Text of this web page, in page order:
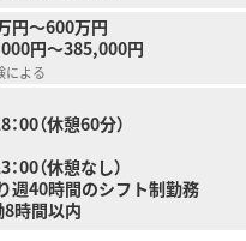
円～600万円
円～385,000円
による
00（休憩60分）
00（休憩なし）
週40時間のシフト制勤務
時間以内